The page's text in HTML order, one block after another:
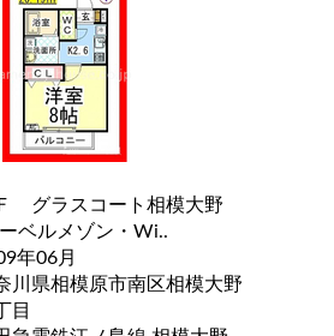
グラスコート相模大野
ベルメゾン・Wi..
年06月
川県相模原市南区相模大野
目